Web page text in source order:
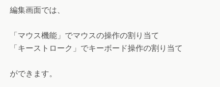
編集画面では、
「マウス機能」でマウスの操作の割り当て
「キーストローク」でキーボード操作の割り当て
ができます。